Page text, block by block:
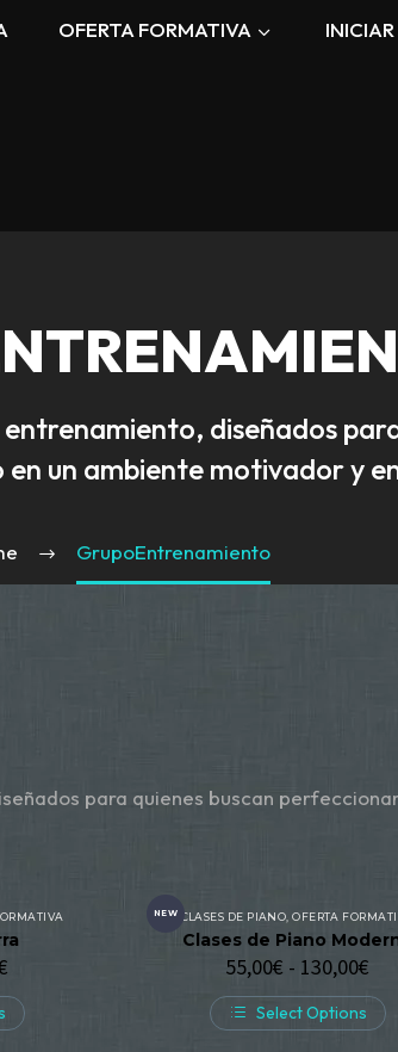
OFERTA FORMATIVA
diseñados
un ambiente motivador y
GrupoEntrenamiento
para quienes buscan
NEW CLASES DE PIANO ,OFERTA
Clases de Piano
55,00€ - 130,00€
Select Options